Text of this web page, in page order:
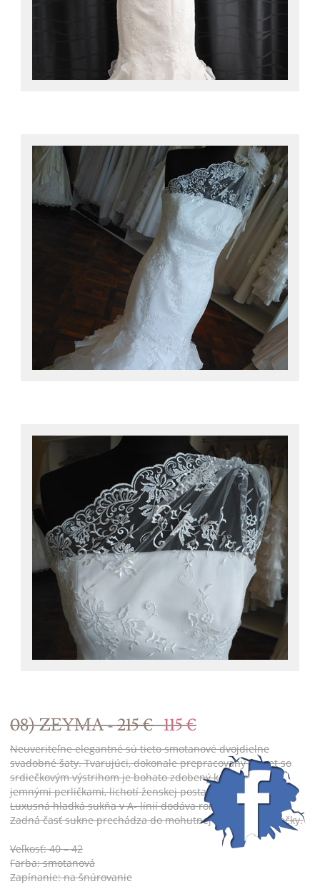
08) ZEYMA -215 € 115 €
Neuveriteľne elegantné sú tieto smotanové dvojdielne
svadobné šaty. Tvarujúci, dokonale prepracovaný korzet so
srdiečkovým výstrihom je bohato zdobený kamienkami a
jemnými perličkami, lichotí ženskej postave a zoštíhľuje pás.
Luxusná hladká sukňa v A- línií dodáva romantický vzhľad.
Zadná časť sukne prechádza do mohutnej nazberanej vlečky.
Veľkosť: 40 – 42
Farba: smotanová
Zapínanie: na šnúrovanie